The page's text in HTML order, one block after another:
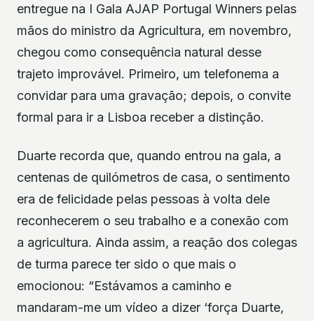
entregue na I Gala AJAP Portugal Winners pelas
mãos do ministro da Agricultura, em novembro,
chegou como consequência natural desse
trajeto improvável. Primeiro, um telefonema a
convidar para uma gravação; depois, o convite
formal para ir a Lisboa receber a distinção.
Duarte recorda que, quando entrou na gala, a
centenas de quilómetros de casa, o sentimento
era de felicidade pelas pessoas à volta dele
reconhecerem o seu trabalho e a conexão com
a agricultura. Ainda assim, a reação dos colegas
de turma parece ter sido o que mais o
emocionou: “Estávamos a caminho e
mandaram-me um vídeo a dizer ‘força Duarte,